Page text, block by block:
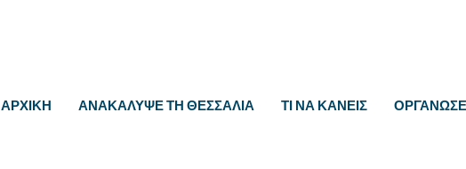
ΑΡΧΙΚΗ ΑΝΑΚΆΛΥΨΕ ΤΗ ΘΕΣΣΑΛΊΑ ΤΙ ΝΑ ΚΆΝΕΙΣ ΟΡΓΆΝΩΣΕ